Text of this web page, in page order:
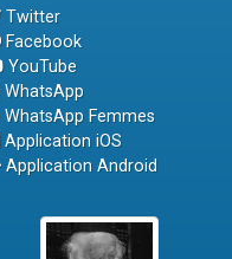
Twitter
Facebook
YouTube
WhatsApp
WhatsApp Femmes
Application iOS
Application Android